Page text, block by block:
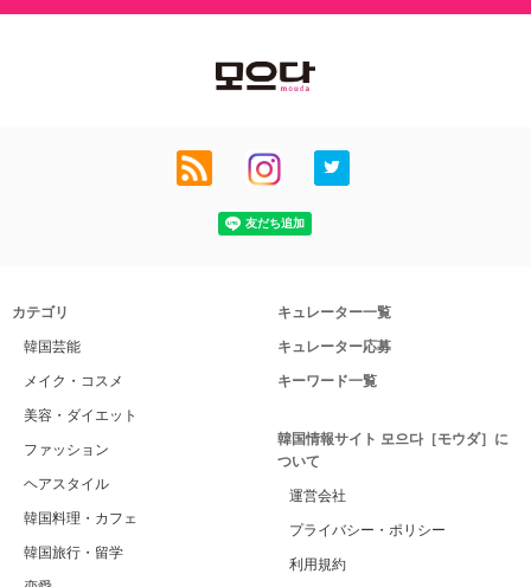
カテゴリ
韓国芸能
メイク・コスメ
美容・ダイエット
ファッション
ヘアスタイル
韓国料理・カフェ
韓国旅行・留学
キュレーター一覧
キュレーター応募
キーワード一覧
韓国情報サイト 모으다［モウダ］に
ついて
運営会社
プライバシー・ポリシー
利用規約